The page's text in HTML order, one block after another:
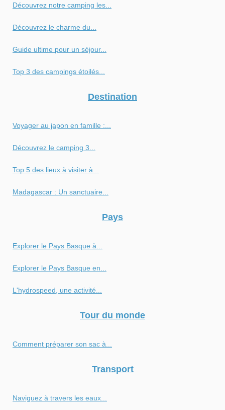
Découvrez notre camping les...
Découvrez le charme du...
Guide ultime pour un séjour...
Top 3 des campings étoilés...
Destination
Voyager au japon en famille :...
Découvrez le camping 3...
Top 5 des lieux à visiter à...
Madagascar : Un sanctuaire...
Pays
Explorer le Pays Basque à...
Explorer le Pays Basque en...
L'hydrospeed, une activité...
Tour du monde
Comment préparer son sac à...
Transport
Naviguez à travers les eaux...